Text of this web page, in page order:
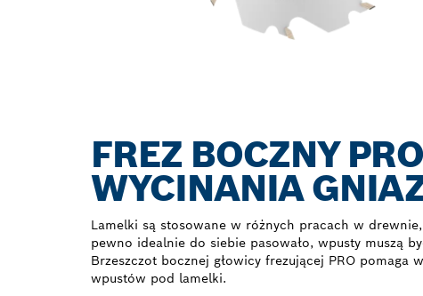
FREZ BOCZNY
WYCINANIA
Lamelki są stosowane w różnych pracach w
pewno idealnie do siebie pasowało, wpusty muszą
Brzeszczot bocznej głowicy frezującej PRO pomaga
wpustów pod lamelki.